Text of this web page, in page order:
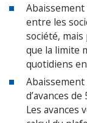
entre les
société, mais
que la limite
quotidiens
d’avances
Les avances